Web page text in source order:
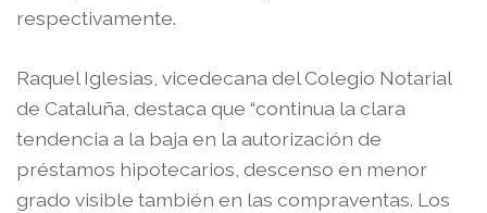
respectivamente.
Raquel Iglesias, vicedecana del Colegio Notarial
de Cataluña, destaca que “continua la clara
tendencia a la baja en la autorización de
préstamos hipotecarios, descenso en menor
grado visible también en las compraventas. Los